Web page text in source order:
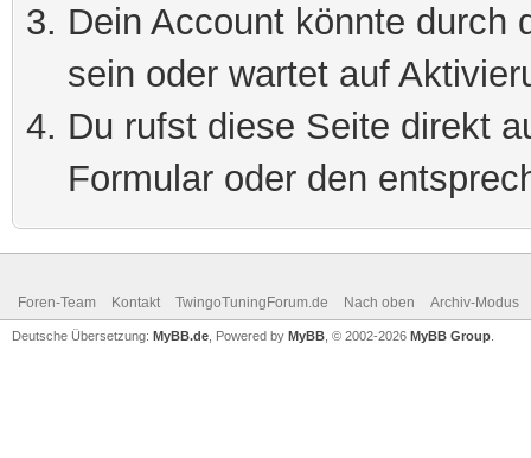
Dein Account könnte durch
sein oder wartet auf
Du rufst diese Seite direkt
Formular oder den
Foren-Team Kontakt TwingoTuningForum.de Nach oben Archiv-Modus
Deutsche Übersetzung: MyBB.de , Powered by MyBB , © 2002-2026 MyBB Group